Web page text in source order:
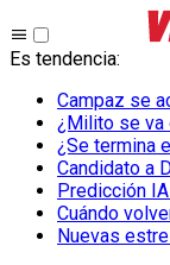
Es tendencia:
Campaz se
¿Milito se va
¿Se termina
Candidato a
Predicción
Cuándo
Nuevas